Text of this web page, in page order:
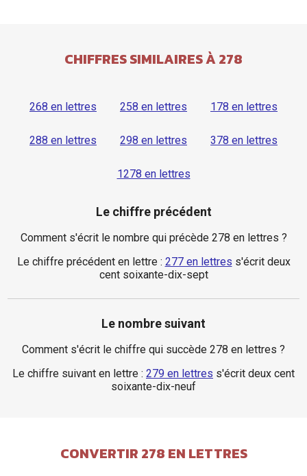
CHIFFRES SIMILAIRES À 278
268 en lettres 258 en lettres 178 en lettres
288 en lettres 298 en lettres 378 en lettres
1278 en lettres
Le chiffre précédent
Comment s'écrit le nombre qui précède 278 en lettres ?
Le chiffre précédent en lettre : 277 en lettres s'écrit deux
cent soixante-dix-sept
Le nombre suivant
Comment s'écrit le chiffre qui succède 278 en lettres ?
Le chiffre suivant en lettre : 279 en lettres s'écrit deux cent
soixante-dix-neuf
CONVERTIR 278 EN LETTRES